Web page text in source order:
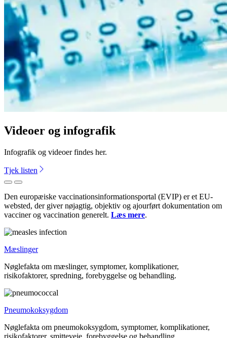
Videoer og infografik
Infografik og videoer findes her.
Tjek listen
ForrigeNæste
Den europæiske vaccinationsinformationsportal (EVIP) er et EU-
websted, der giver nøjagtig, objektiv og ajourført dokumentation om
vacciner og vaccination generelt. Læs mere.
Mæslinger
Nøglefakta om mæslinger, symptomer, komplikationer,
risikofaktorer, spredning, forebyggelse og behandling.
Pneumokoksygdom
Nøglefakta om pneumokoksygdom, symptomer, komplikationer,
risikofaktorer, smitteveje, forebyggelse og behandling.